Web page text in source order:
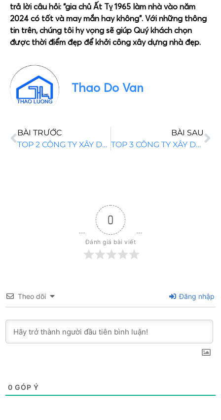
trả lời câu hỏi: “gia chủ Ất Tỵ 1965 làm nhà vào năm
2024 có tốt và may mắn hay không”. Với những thông
tin trên, chúng tôi hy vọng sẽ giúp Quý khách chọn
được thời điểm đẹp để khởi công xây dựng nhà đẹp.
Thao Do Van
BÀI TRƯỚC
TOP 2 CÔNG TY XÂY DỰNG NHÀ MÁI THÁI BÌNH PHƯỚC
BÀI SAU
TOP 3 CÔNG TY XÂY DỰNG NHÀ MÁI NHẬT BÌNH PHƯỚC
0
Đánh giá bài viết
Theo dõi Đăng nhập
0 GÓP Ý